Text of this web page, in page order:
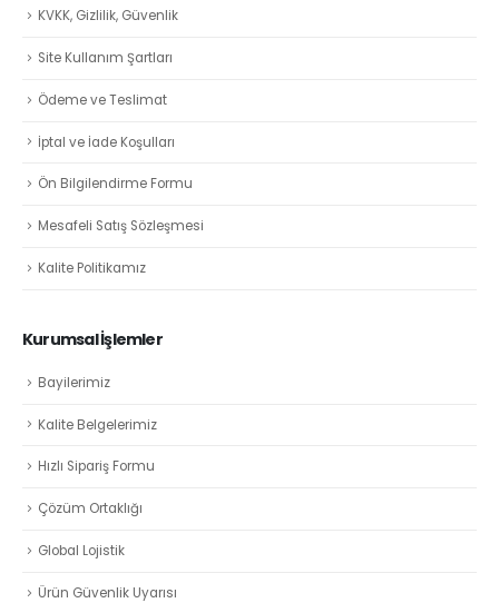
KVKK, Gizlilik, Güvenlik
Site Kullanım Şartları
Ödeme ve Teslimat
İptal ve İade Koşulları
Ön Bilgilendirme Formu
Mesafeli Satış Sözleşmesi
Kalite Politikamız
Kurumsal İşlemler
Bayilerimiz
Kalite Belgelerimiz
Hızlı Sipariş Formu
Çözüm Ortaklığı
Global Lojistik
Ürün Güvenlik Uyarısı